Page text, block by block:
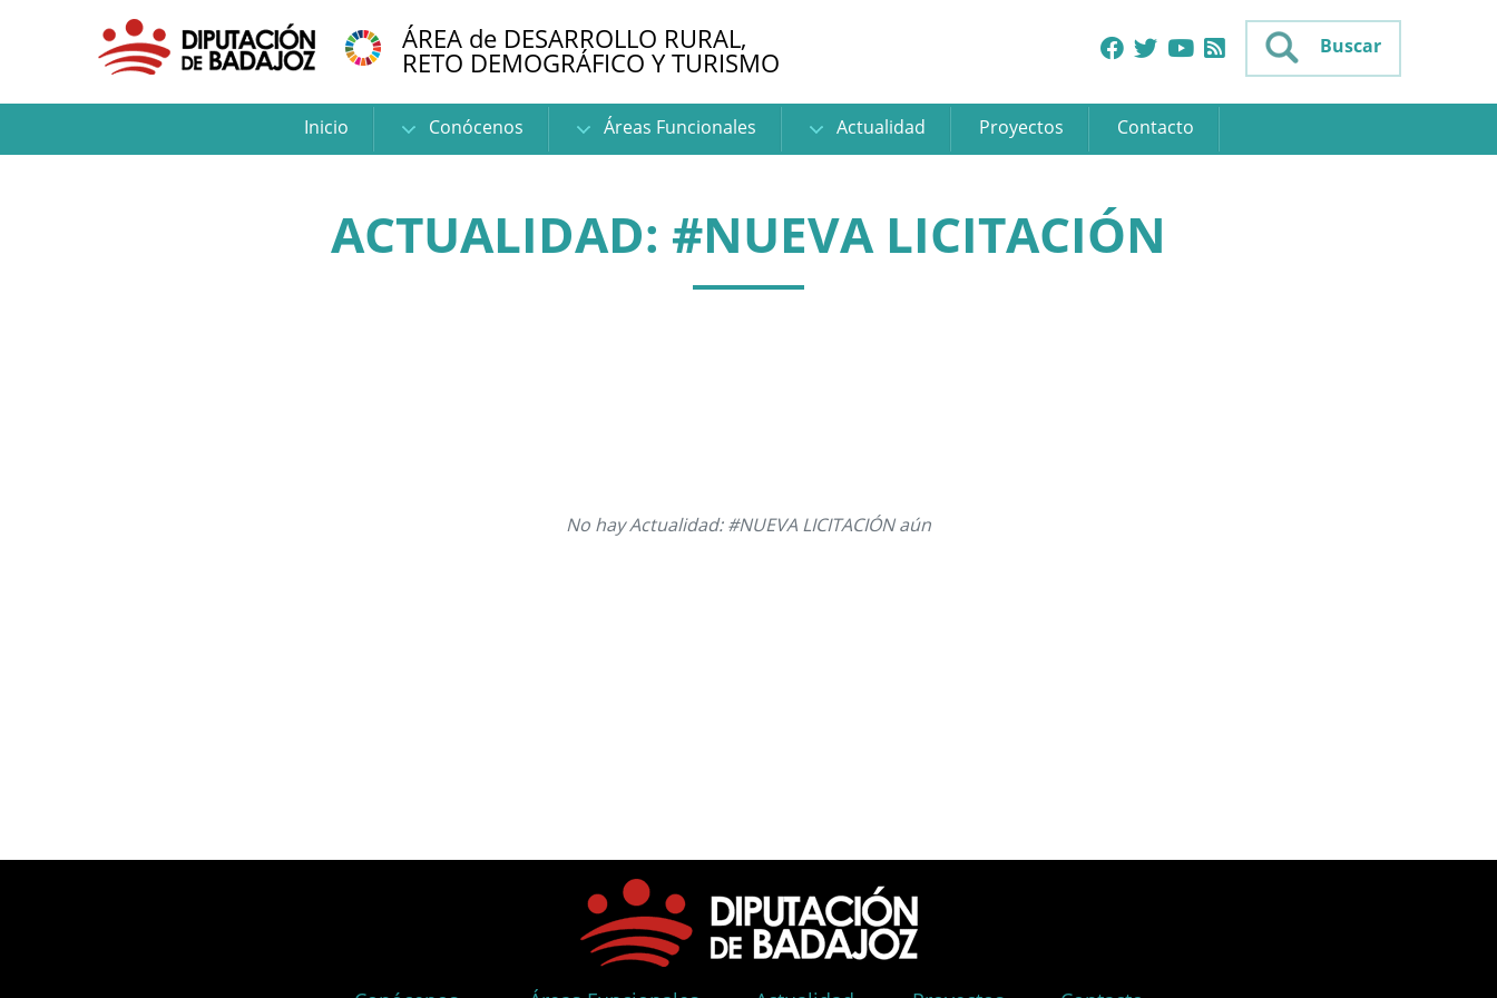
ÁREA de DESARROLLO RURAL,
RETO DEMOGRÁFICO Y TURISMO Buscar
Inicio Conócenos Áreas Funcionales Actualidad Proyectos Contacto
ACTUALIDAD: #NUEVA LICITACIÓN
No hay Actualidad: #NUEVA LICITACIÓN aún